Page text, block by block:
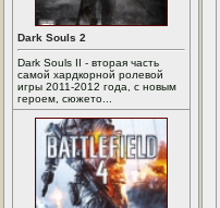
Dark Souls 2
Dark Souls II - вторая часть
самой хардкорной ролевой
игры 2011-2012 года, с новым
героем, сюжето...